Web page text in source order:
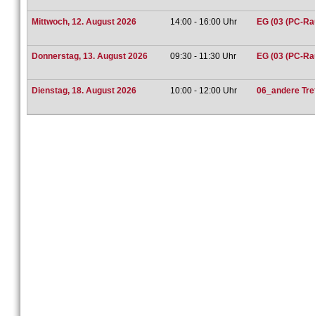
Mittwoch, 12. August 2026 14:00 - 16:00 Uhr EG (03 (PC-
Donnerstag, 13. August 2026 09:30 - 11:30 Uhr EG (03 (PC-
Dienstag, 18. August 2026 10:00 - 12:00 Uhr 06_andere